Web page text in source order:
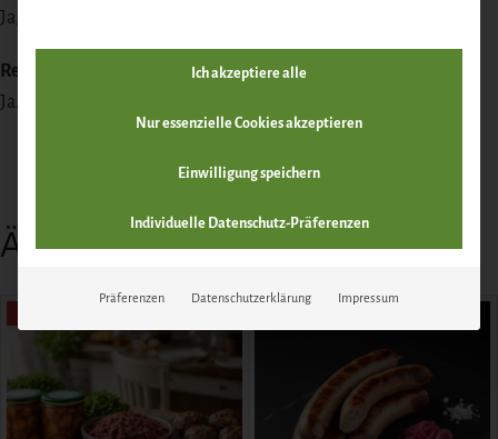
Ja, klassischer Schweinebraten mit Kruste.
Rezept dabei?
Ja.
Ähnliche Produkte
Ich akzeptiere alle
Nur essenzielle Cookies akzeptieren
Einwilligung speichern
Individuelle Datenschutz-Präferenzen
Präferenzen Datenschutzerklärung Impressum